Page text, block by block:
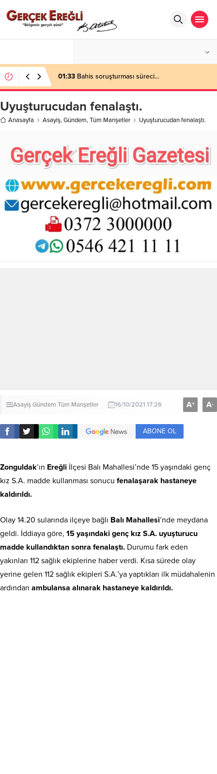
01:33 Bahis soruşturması süreci…
Uyuşturucudan fenalaştı.
Anasayfa Asayiş,Gündem,Tüm Manşetler Uyuşturucudan fenalaştı.
AsayişGündem Tüm Manşetler 16/10/2021 17:26 A+ A-
ABONE OL
Zonguldak’ın Ereğli İlçesi Balı Mahallesi’nde 15 yaşındaki genç
kız S.A. madde kullanması sonucu fenalaşarak hastaneye
kaldırıldı.
Olay 14.20 sularında ilçeye bağlı Balı Mahallesi’nde meydana
geldi. İddiaya göre, 15 yaşındaki genç kız S.A. uyuşturucu
madde kullandıktan sonra fenalaştı. Durumu fark eden
yakınları 112 sağlık ekiplerine haber verdi. Kısa sürede olay
yerine gelen 112 sağlık ekipleri S.A.’ya yaptıkları ilk müdahalenin
ardından ambulansa alınarak hastaneye kaldırıldı.